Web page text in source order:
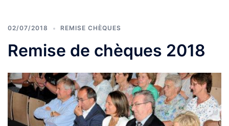
02/07/2018 REMISE CHÈQUES
Remise de chèques 2018